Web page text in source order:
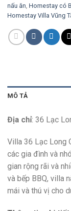
nấu ăn Homestay có
Homestay Villa Vũng
MÔ TẢ
Địa chỉ: 36 Lạc
Villa 36 Lạc Long
các gia đình và
gian rộng rãi và
và bếp BBQ, villa
mái và thú vị cho